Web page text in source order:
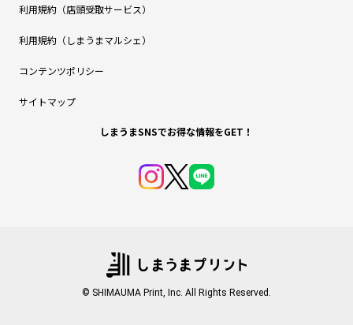
利用規約（店頭受取サービス）
利用規約（しまうまマルシェ）
コンテンツポリシー
サイトマップ
しまうまSNSでお得な情報をGET！
© SHIMAUMA Print, Inc. All Rights Reserved.